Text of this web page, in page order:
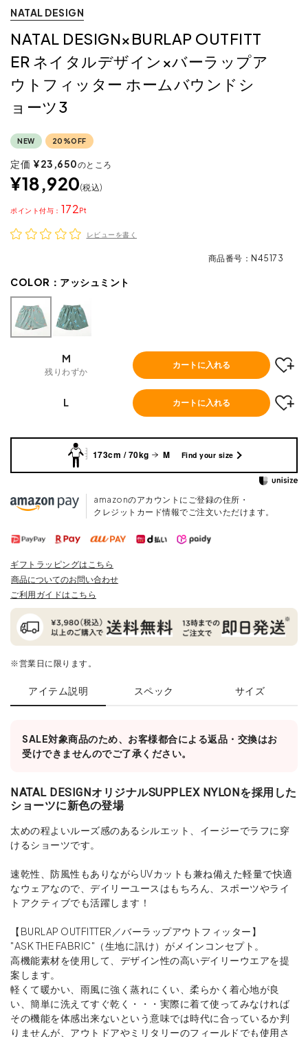
NATAL DESIGN
NATAL DESIGN×BURLAP OUTFITT
ER ネイタルデザイン×バーラップア
ウトフィッター ホームバウンドシ
ョーツ3
NEW 20%OFF
定価 ¥23,650のところ
¥18,920 税込
172
ポイント
レビューを書く
商品番号 N45173
COLOR： アッシュミント
M
残りわずか
カートに入れる
L カートに入れる
173cm / 70kg M Find your size
amazonのアカウントにご登録の住所・
クレジットカード情報でご注文いただけます。
ギフトラッピングはこちら
商品についてのお問い合わせ
ご利用ガイドはこちら
※営業日に限ります。
アイテム説明 スペック サイズ
SALE対象商品のため、お客様都合による返品・交換はお
受けできませんのでご了承ください。
NATAL DESIGNオリジナルSUPPLEX NYLONを採用した
ショーツに新色の登場
太めの程よいルーズ感のあるシルエット、イージーでラフに穿
けるショーツです。
速乾性、防風性もありながらUVカットも兼ね備えた軽量で快適
なウェアなので、デイリーユースはもちろん、スポーツやライ
トアクティブでも活躍します！
【BURLAP OUTFITTER／バーラップアウトフィッター】
"ASK THE FABRIC"（生地に訊け）がメインコンセプト。
高機能素材を使用して、デザイン性の高いデイリーウエアを提
案します。
軽くて暖かい、雨風に強く蒸れにくい、柔らかく着心地が良
い、簡単に洗えてすぐ乾く・・・実際に着て使ってみなければ
その機能を体感出来ないという意味では時代に合っているか判
りませんが、アウトドアやミリタリーのフィールドでも使用さ